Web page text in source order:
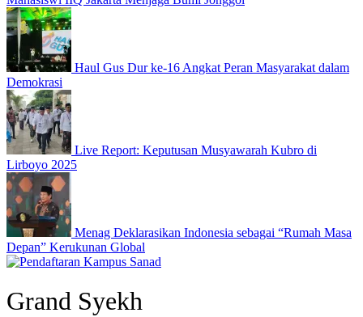
Haul Gus Dur ke-16 Angkat Peran Masyarakat dalam
Demokrasi
Live Report: Keputusan Musyawarah Kubro di
Lirboyo 2025
Menag Deklarasikan Indonesia sebagai “Rumah Masa
Depan” Kerukunan Global
Grand Syekh